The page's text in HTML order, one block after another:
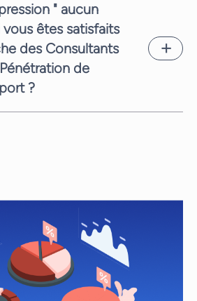
de la complexité de la
des
cas, vous proposer
pertinent est notre
" aucun
vous êtes satisfaits
des Consultants
de
?
toute transparence.